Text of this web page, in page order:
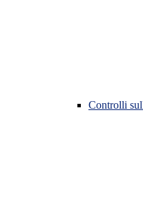
Controlli